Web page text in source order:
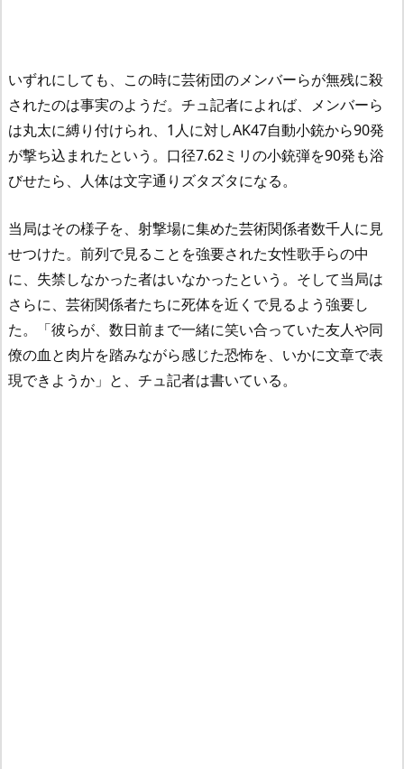
いずれにしても、この時に芸術団のメンバーらが無残に殺
されたのは事実のようだ。チュ記者によれば、メンバーら
は丸太に縛り付けられ、1人に対しAK47自動小銃から90発
が撃ち込まれたという。口径7.62ミリの小銃弾を90発も浴
びせたら、人体は文字通りズタズタになる。
当局はその様子を、射撃場に集めた芸術関係者数千人に見
せつけた。前列で見ることを強要された女性歌手らの中
に、失禁しなかった者はいなかったという。そして当局は
さらに、芸術関係者たちに死体を近くで見るよう強要し
た。「彼らが、数日前まで一緒に笑い合っていた友人や同
僚の血と肉片を踏みながら感じた恐怖を、いかに文章で表
現できようか」と、チュ記者は書いている。